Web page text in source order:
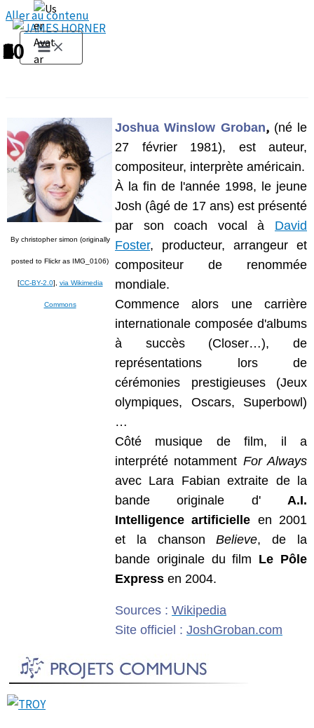
Aller au contenu
By christopher simon (originally
posted to Flickr as IMG_0106)
[CC-BY-2.0], via Wikimedia
Commons
Joshua Winslow Groban, (né le
27 février 1981), est auteur,
compositeur, interprète américain.
À la fin de l'année 1998, le jeune
Josh (âgé de 17 ans) est présenté
par son coach vocal à David
Foster, producteur, arrangeur et
compositeur de renommée
mondiale.
Commence alors une carrière
internationale composée d'albums
à succès (Closer…), de
représentations lors de
cérémonies prestigieuses (Jeux
olympiques, Oscars, Superbowl)
…
Côté musique de film, il a
interprété notamment For Always
avec Lara Fabian extraite de la
bande originale d' A.I.
Intelligence artificielle en 2001
et la chansonBelieve, de la
bande originale du film Le Pôle
Express en 2004.
Sources : Wikipedia
Site officiel : JoshGroban.com
1
2
3
4
5
6
7
8
9
10